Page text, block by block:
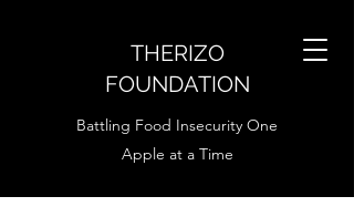
THERIZO
FOUNDATION
Battling Food Insecurity One
Apple at a Time